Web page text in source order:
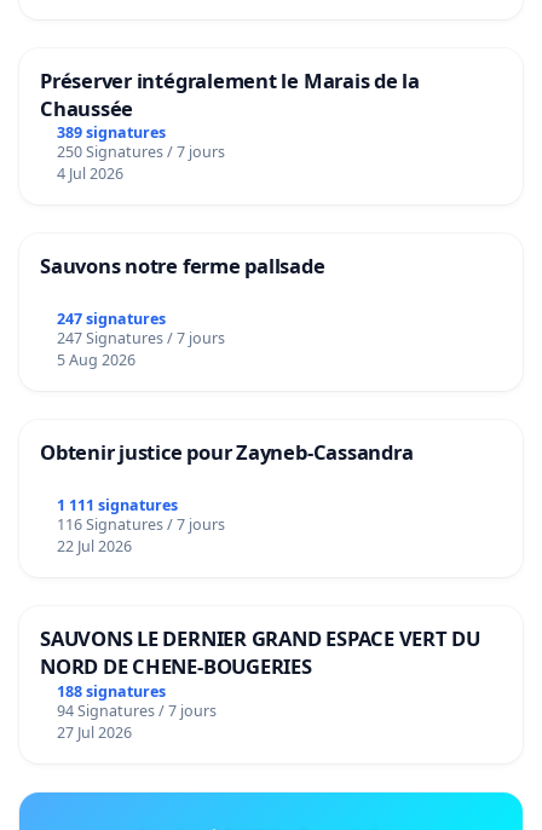
Préserver intégralement le Marais de la
Chaussée
389 signatures
250 Signatures / 7 jours
4 Jul 2026
Sauvons notre ferme pallsade
247 signatures
247 Signatures / 7 jours
5 Aug 2026
Obtenir justice pour Zayneb-Cassandra
1 111 signatures
116 Signatures / 7 jours
22 Jul 2026
SAUVONS LE DERNIER GRAND ESPACE VERT DU
NORD DE CHENE-BOUGERIES
188 signatures
94 Signatures / 7 jours
27 Jul 2026